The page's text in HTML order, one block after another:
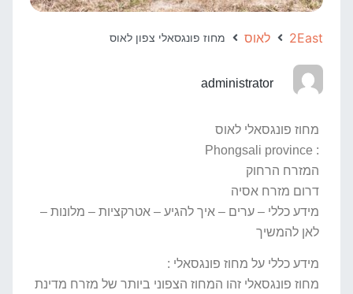
2East לאוס מחוז פונגסאלי צפון לאוס
administrator
מחוז פונגסאלי לאוס
: Phongsali province
המזרח הרחוק
דרום מזרח אסיה
מידע כללי – ערים – איך להגיע – אטרקציות – מלונות –
לאן להמשיך
מידע כללי על מחוז פונגסאלי :
מחוז פונגסאלי זהו המחוז הצפוני ביותר של מזרח מדינת